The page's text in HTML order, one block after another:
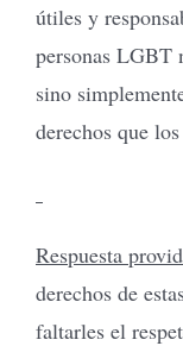
útiles y
personas LGBT
sino
derechos que
Respuesta
derechos de
faltarles el